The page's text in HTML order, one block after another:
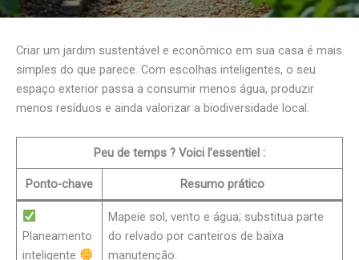
Criar um jardim sustentável e econômico em sua casa é mais
simples do que parece. Com escolhas inteligentes, o seu
espaço exterior passa a consumir menos água, produzir
menos resíduos e ainda valorizar a biodiversidade local.
Peu de temps ? Voici l’essentiel :
Ponto-chave Resumo prático
Planeamento
inteligente
Mapeie sol, vento e água; substitua parte
do relvado por canteiros de baixa
manutenção.